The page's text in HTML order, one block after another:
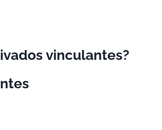
vinculantes?